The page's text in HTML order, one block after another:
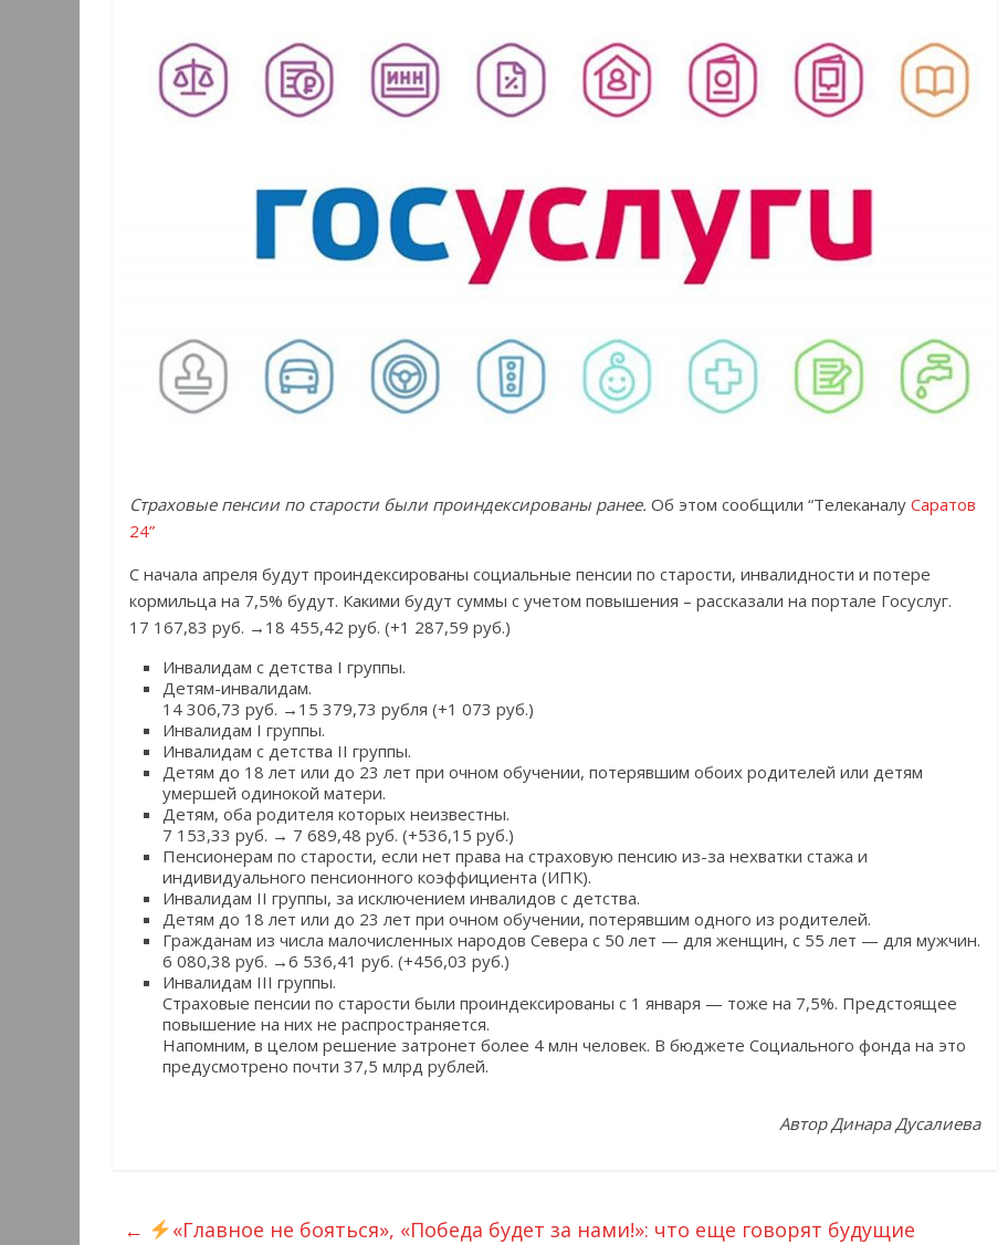
Страховые пенсии по старости были проиндексированы ранее. Об этом сообщили “Телеканалу Саратов
24”
С начала апреля будут проиндексированы социальные пенсии по старости, инвалидности и потере
кормильца на 7,5% будут. Какими будут суммы с учетом повышения – рассказали на портале Госуслуг.
17 167,83 руб. →18 455,42 руб. (+1 287,59 руб.)
Инвалидам с детства I группы.
Детям-инвалидам.
14 306,73 руб. →15 379,73 рубля (+1 073 руб.)
Инвалидам I группы.
Инвалидам с детства II группы.
Детям до 18 лет или до 23 лет при очном обучении, потерявшим обоих родителей или детям
умершей одинокой матери.
Детям, оба родителя которых неизвестны.
7 153,33 руб. → 7 689,48 руб. (+536,15 руб.)
Пенсионерам по старости, если нет права на страховую пенсию из-за нехватки стажа и
индивидуального пенсионного коэффициента (ИПК).
Инвалидам II группы, за исключением инвалидов с детства.
Детям до 18 лет или до 23 лет при очном обучении, потерявшим одного из родителей.
Гражданам из числа малочисленных народов Севера с 50 лет — для женщин, с 55 лет — для мужчин.
6 080,38 руб. →6 536,41 руб. (+456,03 руб.)
Инвалидам III группы.
Страховые пенсии по старости были проиндексированы с 1 января — тоже на 7,5%. Предстоящее
повышение на них не распространяется.
Напомним, в целом решение затронет более 4 млн человек. В бюджете Социального фонда на это
предусмотрено почти 37,5 млрд рублей.
Автор Динара Дусалиева
←
«Главное не бояться», «Победа будет за нами!»: что еще говорят будущие